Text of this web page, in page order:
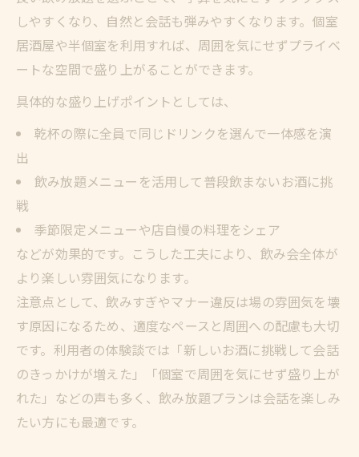
しやすくなり、自然と会話も弾みやすくなります。個室
居酒屋や半個室を利用すれば、周囲を気にせずプライベ
ートな空間で盛り上がることができます。
具体的な盛り上げポイントとしては、
乾杯の際に全員で同じドリンクを選んで一体感を演
出
飲み放題メニューを活用して普段飲まないお酒に挑
戦
季節限定メニューや店自慢の料理をシェア
などが効果的です。こうした工夫により、飲み会全体が
より楽しい雰囲気になります。
注意点として、飲みすぎやマナー違反は場の雰囲気を壊
す原因になるため、適度なペースと周囲への配慮も大切
です。利用者の体験談では「新しいお酒に挑戦して会話
のきっかけが増えた」「個室で周囲を気にせず盛り上が
れた」などの声も多く、飲み放題プランは会話を楽しみ
たい方にも最適です。